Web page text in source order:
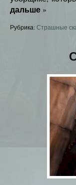
дальше »
Рубрика:Страшные